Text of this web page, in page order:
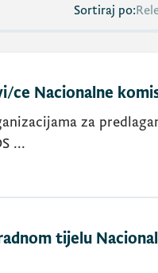
Sortiraj po:
Nacionalne
za
...
tijelu